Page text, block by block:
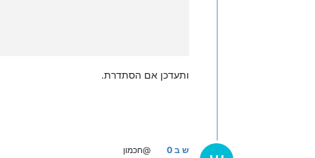
ותעדכן אם הסתדרת.
ש ב 0 @חכמון